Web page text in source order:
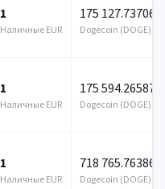
1
Наличные EUR
175 127.737067
Dogecoin (DOGE)
1
Наличные EUR
175 594.265875
Dogecoin (DOGE)
1
Наличные EUR
718 765.763864
Dogecoin (DOGE)